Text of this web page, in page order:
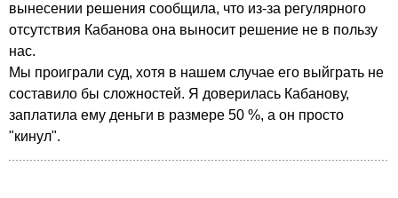
вынесении решения сообщила, что из-за регулярного
отсутствия Кабанова она выносит решение не в пользу
нас.
Мы проиграли суд, хотя в нашем случае его выйграть не
составило бы сложностей. Я доверилась Кабанову,
заплатила ему деньги в размере 50 %, а он просто
"кинул".